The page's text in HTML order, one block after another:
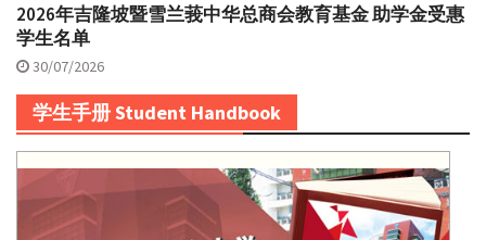
2026年吉隆坡暨雪兰莪中华总商会教育基金 助学金受惠
学生名单
30/07/2026
学生手册 Student Handbook